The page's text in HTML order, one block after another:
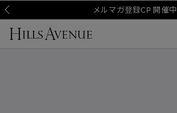
メルマガ登録CP 開催中